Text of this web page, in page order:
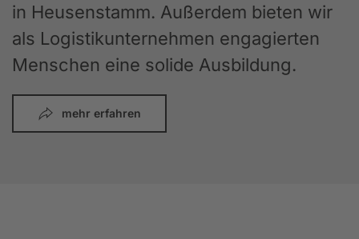
in Heusenstamm. Außerdem bieten wir
als Logistikunternehmen engagierten
Menschen eine solide Ausbildung.
mehr erfahren